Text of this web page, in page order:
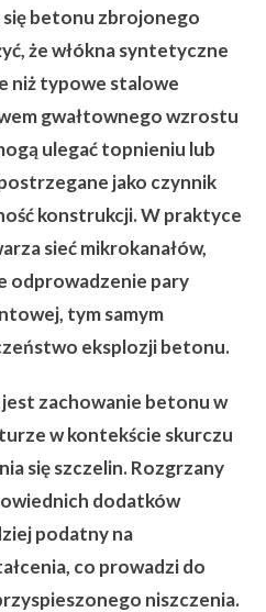
się betonu zbrojonego
że włókna syntetyczne
niż typowe stalowe
gwałtownego wzrostu
ulegać topnieniu lub
jako czynnik
konstrukcji. W praktyce
sieć mikrokanałów,
odprowadzenie pary
tym samym
eksplozji betonu.
zachowanie betonu w
w kontekście skurczu
się szczelin. Rozgrzany
dodatków
podatny na
co prowadzi do
niszczenia.